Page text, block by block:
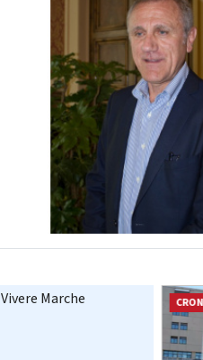
Vivere Marche